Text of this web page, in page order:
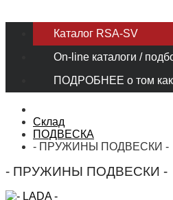
Каталог RSA-SV
On-line каталоги /
ПОДРОБНЕЕ о том как
Склад
ПОДВЕСКА
- ПРУЖИНЫ ПОДВЕСКИ -
- ПРУЖИНЫ ПОДВЕСКИ -